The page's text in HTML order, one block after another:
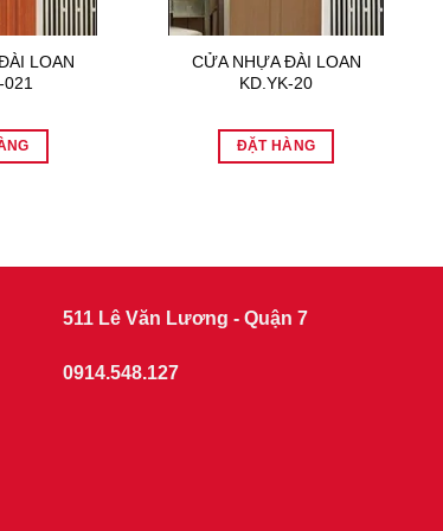
LOAN
021
CỬA NHỰA ĐÀI LOAN
KD.YK-20
ĐẶT HÀNG
511 Lê Văn Lương - Quận 7
0914.548.127